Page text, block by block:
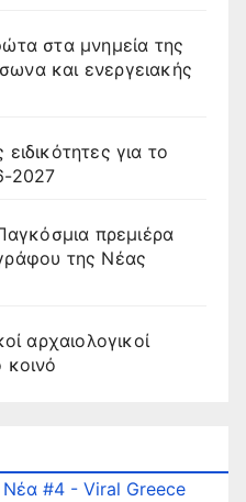
στα μνημεία της
και ενεργειακής
για το
2027
πρεμιέρα
της Νέας
αρχαιολογικοί
κοινό
Νέα #4 - Viral Greece